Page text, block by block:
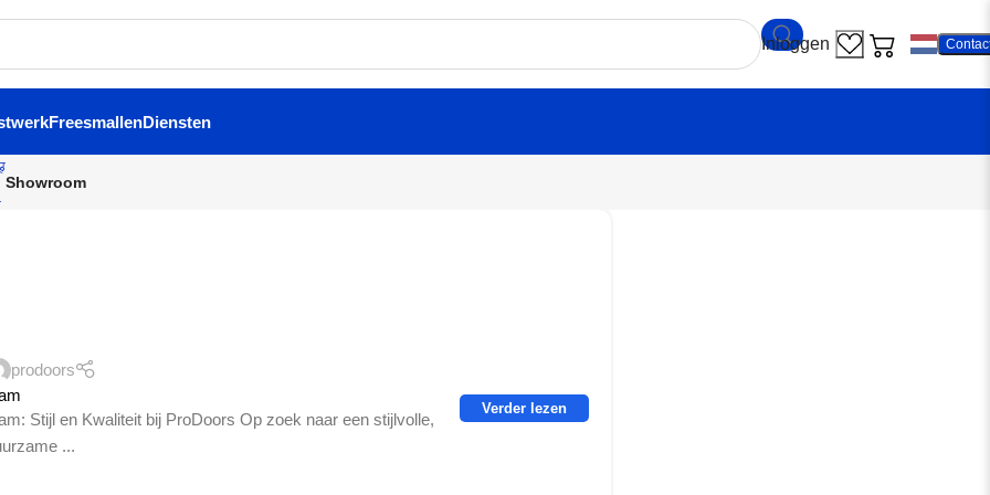
FreesmallenDiensten
Showroom
prodoors
Stijl en Kwaliteit bij ProDoors Op zoek naar een stijlvolle,
...
Verder lezen